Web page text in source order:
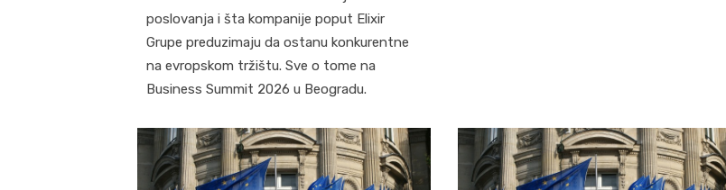
poslovanja i šta kompanije poput Elixir
Grupe preduzimaju da ostanu konkurentne
na evropskom tržištu. Sve o tome na
Business Summit 2026 u Beogradu.